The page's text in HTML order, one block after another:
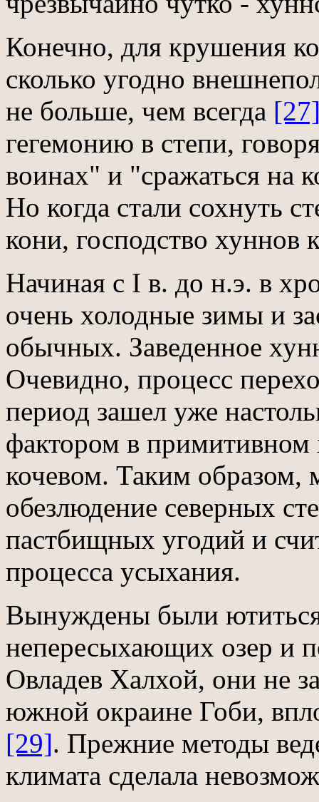
Конечно, для крушения
сколько угодно
не больше, чем всегда
гегемонию в степи,
воинах" и "сражаться на
Но когда стали сохнуть
кони, господство хуннов
Начиная с I в. до н.э. в
очень холодные зимы и
обычных. Заведенное
Очевидно, процесс
период зашел уже
фактором в примитивном
кочевом. Таким
обезлюдение северных
пастбищных угодий и
процесса усыхания.
Вынуждены были
непересыхающих озер и
Овладев Халхой, они не
южной окраине Гоби,
[29]. Прежние методы
климата сделала